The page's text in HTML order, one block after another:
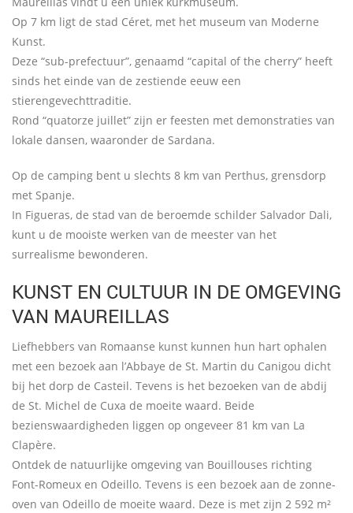
Op 7 km ligt de stad Céret, met het museum van Moderne
Kunst.
Deze “sub-prefectuur”, genaamd “capital of the cherry” heeft
sinds het einde van de zestiende eeuw een
stierengevechttraditie.
Rond “quatorze juillet” zijn er feesten met demonstraties van
lokale dansen, waaronder de Sardana.
Op de camping bent u slechts 8 km van Perthus, grensdorp
met Spanje.
In Figueras, de stad van de beroemde schilder Salvador Dali,
kunt u de mooiste werken van de meester van het
surrealisme bewonderen.
KUNST EN CULTUUR IN DE OMGEVING
VAN MAUREILLAS
Liefhebbers van Romaanse kunst kunnen hun hart ophalen
met een bezoek aan l’Abbaye de St. Martin du Canigou dicht
bij het dorp de Casteil. Tevens is het bezoeken van de abdij
de St. Michel de Cuxa de moeite waard. Beide
bezienswaardigheden liggen op ongeveer 81 km van La
Clapère.
Ontdek de natuurlijke omgeving van Bouillouses richting
Font-Romeux en Odeillo. Tevens is een bezoek aan de zonne-
oven van Odeillo de moeite waard. Deze is met zijn 2 592 m²